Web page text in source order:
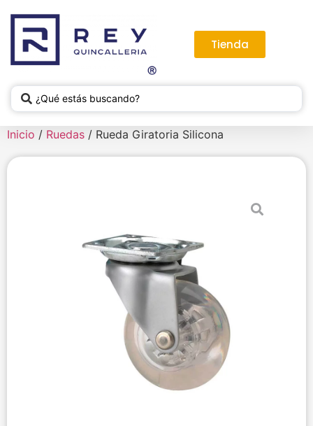
Tienda
Inicio / Ruedas / Rueda Giratoria Silicona